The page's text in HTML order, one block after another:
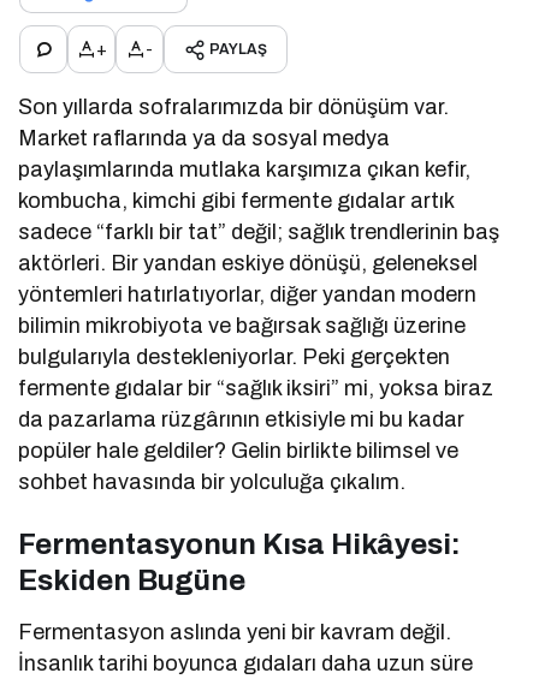
+ - PAYLAŞ
Son yıllarda sofralarımızda bir dönüşüm var.
Market raflarında ya da sosyal medya
paylaşımlarında mutlaka karşımıza çıkan kefir,
kombucha, kimchi gibi fermente gıdalar artık
sadece “farklı bir tat” değil; sağlık trendlerinin baş
aktörleri. Bir yandan eskiye dönüşü, geleneksel
yöntemleri hatırlatıyorlar, diğer yandan modern
bilimin mikrobiyota ve bağırsak sağlığı üzerine
bulgularıyla destekleniyorlar. Peki gerçekten
fermente gıdalar bir “sağlık iksiri” mi, yoksa biraz
da pazarlama rüzgârının etkisiyle mi bu kadar
popüler hale geldiler? Gelin birlikte bilimsel ve
sohbet havasında bir yolculuğa çıkalım.
Fermentasyonun Kısa Hikâyesi:
Eskiden Bugüne
Fermentasyon aslında yeni bir kavram değil.
İnsanlık tarihi boyunca gıdaları daha uzun süre